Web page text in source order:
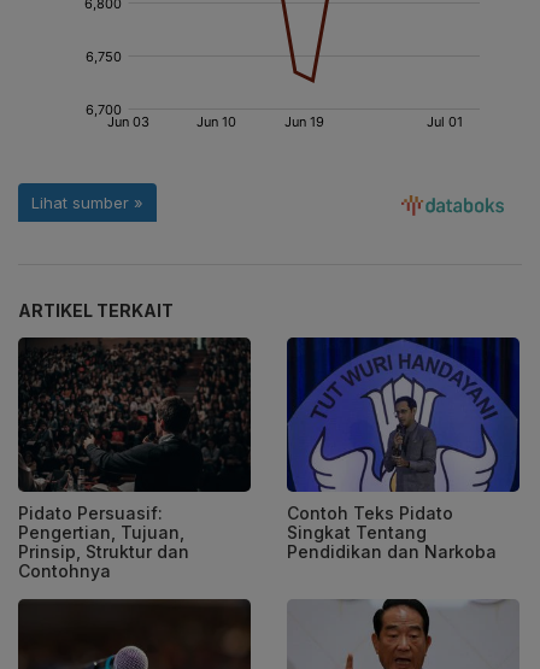
ARTIKEL TERKAIT
Pidato Persuasif:
Pengertian, Tujuan,
Prinsip, Struktur dan
Contohnya
Contoh Teks Pidato
Singkat Tentang
Pendidikan dan Narkoba